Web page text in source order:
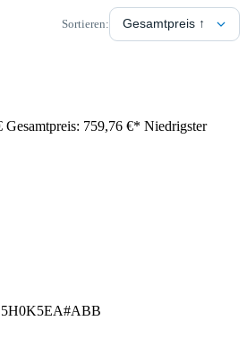
Sortieren:
Gesamtpreis: 759,76 €* Niedrigster
5H0K5EA#ABB